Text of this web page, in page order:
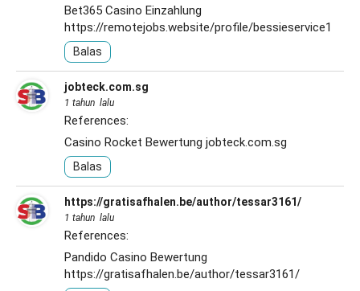
Bet365 Casino Einzahlung
https://remotejobs.website/profile/bessieservice1
Balas
jobteck.com.sg
1 tahun lalu
References:
Casino Rocket Bewertung jobteck.com.sg
Balas
https://gratisafhalen.be/author/tessar3161/
1 tahun lalu
References:
Pandido Casino Bewertung
https://gratisafhalen.be/author/tessar3161/